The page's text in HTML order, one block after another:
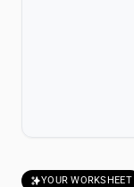
YOUR WORKSHEET